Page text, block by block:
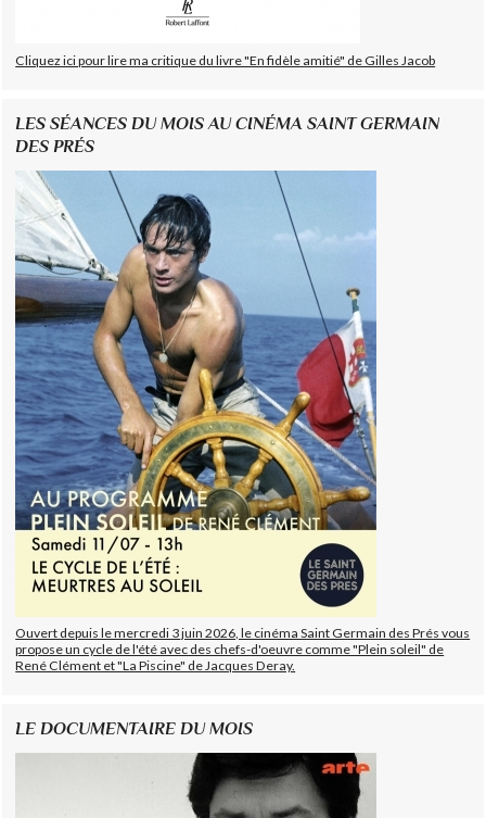
Cliquez ici pour lire ma critique du livre "En fidèle amitié" de Gilles Jacob
LES SÉANCES DU MOIS AU CINÉMA SAINT GERMAIN
DES PRÉS
Ouvert depuis le mercredi 3 juin 2026, le cinéma Saint Germain des Prés vous
propose un cycle de l'été avec des chefs-d'oeuvre comme "Plein soleil" de
René Clément et "La Piscine" de Jacques Deray.
LE DOCUMENTAIRE DU MOIS